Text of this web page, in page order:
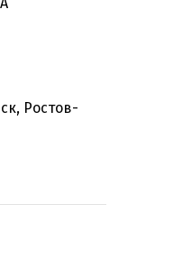
Ростов-